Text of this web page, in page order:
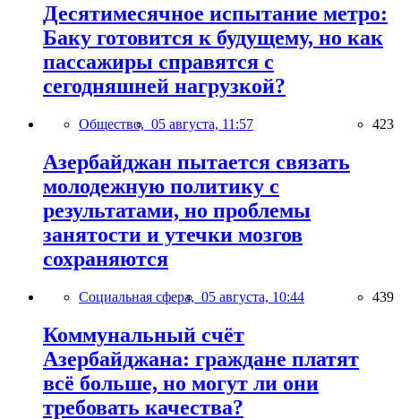
Десятимесячное испытание метро:
Баку готовится к будущему, но как
пассажиры справятся с
сегодняшней нагрузкой?
Общество, 05 августа, 11:57 423
Азербайджан пытается связать
молодежную политику с
результатами, но проблемы
занятости и утечки мозгов
сохраняются
Социальная сфера, 05 августа, 10:44 439
Коммунальный счёт
Азербайджана: граждане платят
всё больше, но могут ли они
требовать качества?